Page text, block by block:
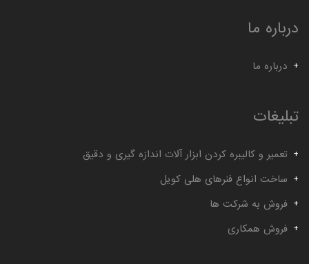
درباره ما
درباره ما
تبلیغات
تعمیر و کالیبره کردن ابزار آلات اندازه گیری و دقیق
ساخت انواع فنرهای هلی کویل
فروش به شرکت ها
فروش همکاری